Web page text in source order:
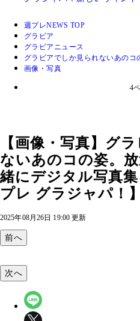
週プレNEWS TOP
グラビア
グラビアニュース
グラビアでしか見られないあの
画像・写真
4
【画像・写真】グ
ないあのコの姿。
緒にデジタル写真
プレ グラジャパ！
2025年08月26日 19:00 更新
前へ
次へ